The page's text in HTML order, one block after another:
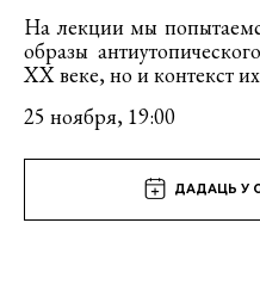
На лекции мы
образы
ХХ веке, но и контекст
25 ноября, 19:00
ДАДАЦЬ У